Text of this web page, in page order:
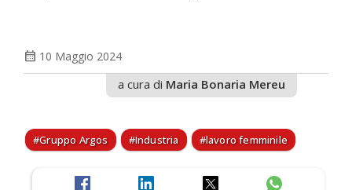
calendar_month 10 Maggio 2024
a cura di Maria Bonaria Mereu
Gruppo Argos Industria lavoro femminile